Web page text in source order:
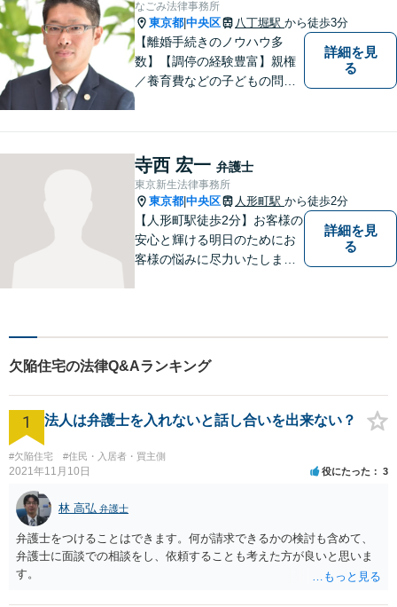
なごみ法律事務所
東京都 中央区 八丁堀駅 から徒歩3分
【離婚手続きのノウハウ多
数】【調停の経験豊富】親権
／養育費などの子どもの問題
に真摯に向き合い最後までサ
ポート。性別・年齢問わず、
お気軽にご相談ください【八
丁堀駅徒歩2分】
詳細を見
る
寺西 宏一 弁護士
東京新生法律事務所
東京都 中央区 人形町駅 から徒歩2分
【人形町駅徒歩2分】お客様の
安心と輝ける明日のためにお
客様の悩みに尽力いたしま
が解決することはありませ
ん。 お気軽にご相談くださ
い。
詳細を見
る
欠陥住宅の法律Q&Aランキング
1 法人は弁護士を入れないと話し合いを出来ない？
#欠陥住宅 #住民・入居者・買主側
2021年11月10日 役にたった 3
林 高弘 弁護士
弁護士をつけることはできます。何が請求できるかの検討も含めて、
弁護士に面談での相談をし、依頼することも考えた方が良いと思いま
す。